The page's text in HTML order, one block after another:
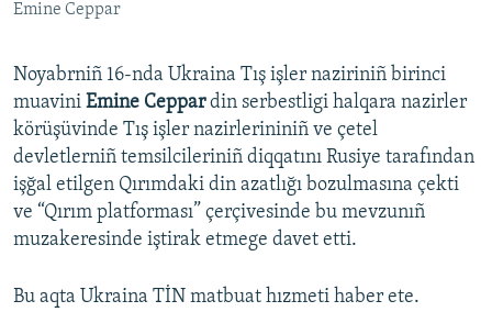
RFE/RS bütün saytları
Emine Ceppar
Noyabrniñ 16-nda Ukraina Tış işler naziriniñ birinci
muavini Emine Ceppardin serbestligi halqara nazirler
körüşüvinde Tış işler nazirlerininiñ ve çetel
devletlerniñ temsilcileriniñ diqqatını Rusiye tarafından
işğal etilgen Qırımdaki din azatlığı bozulmasına çekti
ve “Qırım platforması” çerçivesinde bu mevzunıñ
muzakeresinde iştirak etmege davet etti.
Bu aqta Ukraina TİN matbuat hızmeti haber ete.